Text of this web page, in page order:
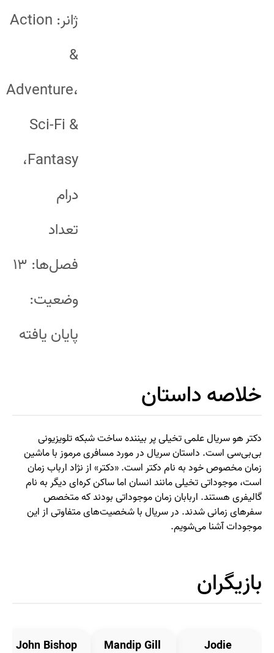
ژانر: Action
&
Adventure،
Sci-Fi &
Fantasy،
درام
تعداد
فصل‌ها: ۱۳
وضعیت:
پایان یافته
خلاصه داستان
دکتر هو سریال علمی تخیلی پر بیننده ساخت شبکه تلویزیونی
بی‌بی‌سی است. داستان سریال در مورد مسافری مرموز با ماشین
زمان مخصوص خود به نام دکتر است. «دکتر» از نژاد ارباب زمان
است، موجوداتی تخیلی مانند انسان اما ساکن کره‌ای دیگر به نام
گالیفری هستند. اربابان زمان موجوداتی بودند که متخصص
سفرهای زمانی شدند. در سریال با شخصیت‌های متفاوتی از این
موجودات آشنا می‌شویم.
بازیگران
Jodie
Mandip Gill
John Bishop